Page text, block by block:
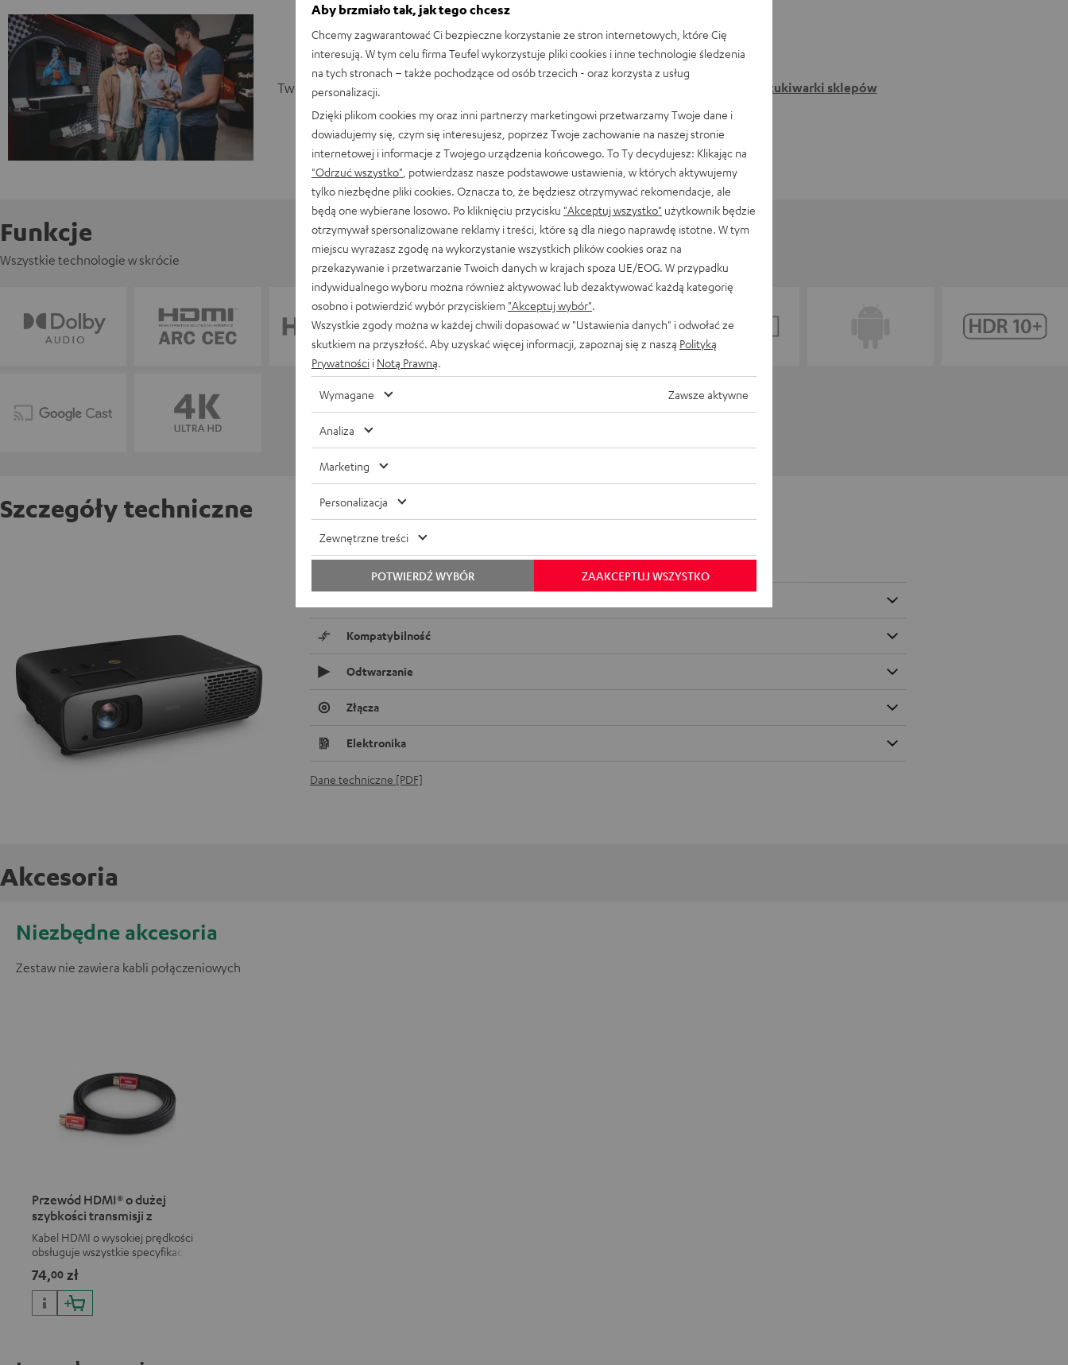
Twoja sesja odsłuchowa
Gęsia skórka gwarantowana! Zajrzyj do sklepu
naszego partnera w Warszawie lub przyjdź do
naszego sklepu w Berlinie i przetestuj nasze
produkty na własnych uszach! Czy to
5.1 – pracownicy sklepu służą Ci pomocą i fachową
radą. Umów się na wizytę w sklepie z doradcami i
odkryj dźwięk Teufel na żywo.
Do wyszukiwarki sklepów
Funkcje
Wszystkie technologie w skrócie
Szczegóły techniczne
Kompatybilność
Odtwarzanie
Złącza
Elektronika
Dane techniczne [PDF]
Akcesoria
Niezbędne akcesoria
Zestaw nie zawiera kabli połączeniowych
Przewód HDMI® o dużej
szybkości transmisji z
Ethernetem
Kabel HDMI o wysokiej prędkości
obsługuje wszystkie specyfikacje
2.0, jak na przykład 4K 50/60p i 4K
3D
74,00 zł
Aby brzmiało tak, jak tego chcesz
Chcemy zagwarantować Ci bezpieczne korzystanie ze stron internetowych, które Cię
interesują. W tym celu firma Teufel wykorzystuje pliki cookies i inne technologie śledzenia
na tych stronach – także pochodzące od osób trzecich - oraz korzysta z usług
personalizacji.
Dzięki plikom cookies my oraz inni partnerzy marketingowi przetwarzamy Twoje dane i
dowiadujemy się, czym się interesujesz, poprzez Twoje zachowanie na naszej stronie
internetowej i informacje z Twojego urządzenia końcowego. To Ty decydujesz: Klikając na
"Odrzuć wszystko" , potwierdzasz nasze podstawowe ustawienia, w których aktywujemy
tylko niezbędne pliki cookies. Oznacza to, że będziesz otrzymywać rekomendacje, ale
będą one wybierane losowo. Po kliknięciu przycisku "Akceptuj wszystko" użytkownik będzie
otrzymywał spersonalizowane reklamy i treści, które są dla niego naprawdę istotne. W tym
miejscu wyrażasz zgodę na wykorzystanie wszystkich plików cookies oraz na
przekazywanie i przetwarzanie Twoich danych w krajach spoza UE/EOG. W przypadku
indywidualnego wyboru można również aktywować lub dezaktywować każdą kategorię
osobno i potwierdzić wybór przyciskiem "Akceptuj wybór"
Wszystkie zgody można w każdej chwili dopasować w "Ustawienia danych" i odwołać ze
skutkiem na przyszłość. Aby uzyskać więcej informacji, zapoznaj się z naszą Polityką
Prywatności i Notą Prawną
Wymagane Zawsze aktywne
Analiza
Marketing
Personalizacja
Zewnętrzne treści
ZAAKCEPTUJ WSZYSTKO
POTWIERDŹ WYBÓR